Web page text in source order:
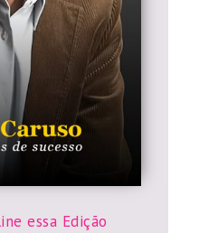
essa Edição